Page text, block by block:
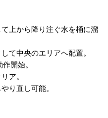
上から降り注ぐ水を桶に溜
て中央のエリアへ配置。
開始。
ア。
り直し可能。